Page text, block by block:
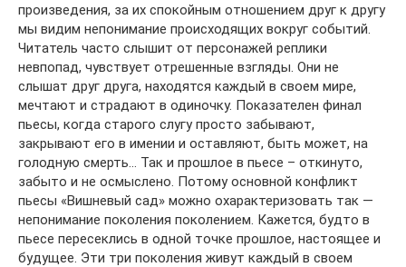
произведения, за их спокойным отношением друг к другу
мы видим непонимание происходящих вокруг событий.
Читатель часто слышит от персонажей реплики
невпопад, чувствует отрешенные взгляды. Они не
слышат друг друга, находятся каждый в своем мире,
мечтают и страдают в одиночку. Показателен финал
пьесы, когда старого слугу просто забывают,
закрывают его в имении и оставляют, быть может, на
голодную смерть… Так и прошлое в пьесе – откинуто,
забыто и не осмыслено. Потому основной конфликт
пьесы «Вишневый сад» можно охарактеризовать так —
непонимание поколения поколением. Кажется, будто в
пьесе пересеклись в одной точке прошлое, настоящее и
будущее. Эти три поколения живут каждый в своем